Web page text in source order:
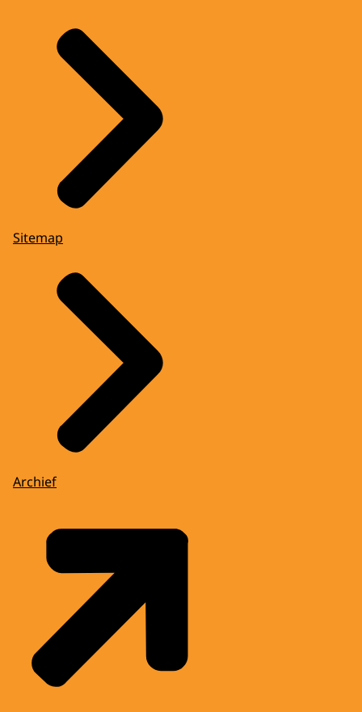
Sitemap
Archief